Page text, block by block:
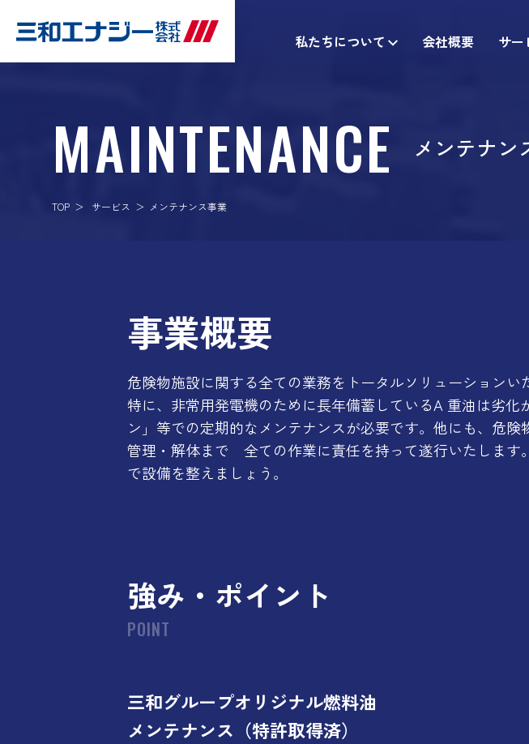
私たちについて 会社概要 サー
メンテナン
MAINTENANCE
TOP サービス メンテナンス事業
事業概要
危険物施設に関する全ての業務をトータルソリューションい
特に、非常用発電機のために長年備蓄しているA 重油は劣
ン」等での定期的なメンテナンスが必要です。他にも、危
管理・解体まで 全ての作業に責任を持って遂行いたします
で設備を整えましょう。
強み・ポイント
POINT
三和グループオリジナル燃料油
メンテナンス（特許取得済）